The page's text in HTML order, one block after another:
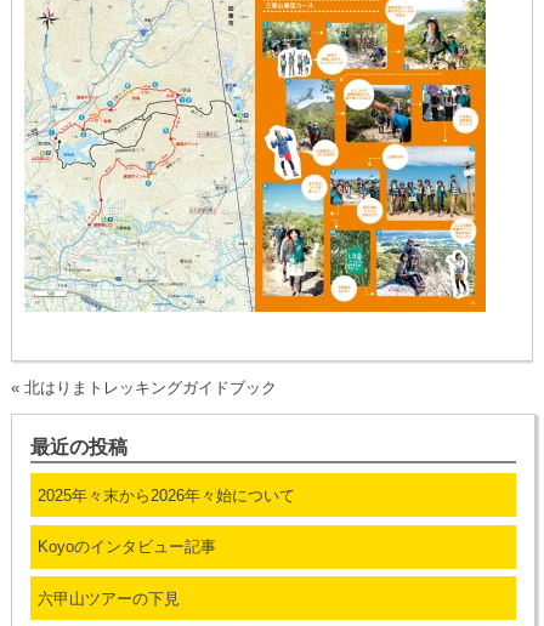
« 北はりまトレッキングガイドブック
最近の投稿
2025年々末から2026年々始について
Koyoのインタビュー記事
六甲山ツアーの下見